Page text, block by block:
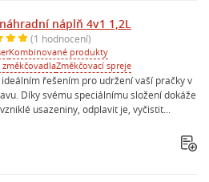
náplň 4v1 1,2L
(1 hodnocení)
Kombinované produkty
Změkčovací spreje
řešením pro udržení vaší pračky v
Díky svému speciálnímu složení dokáže
usazeniny, odplavit je, vyčistit...